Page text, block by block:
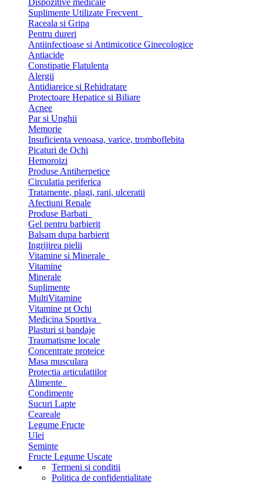
Dispozitive medicale
Suplimente Utilizate Frecvent
Raceala si Gripa
Pentru dureri
Antiinfectioase si Antimicotice Ginecologice
Antiacide
Constipatie Flatulenta
Alergii
Antidiareice si Rehidratare
Protectoare Hepatice si Biliare
Acnee
Par si Unghii
Memorie
Insuficienta venoasa, varice, tromboflebita
Picaturi de Ochi
Hemoroizi
Produse Antiherpetice
Circulatia periferica
Tratamente, plagi, rani, ulceratii
Afectiuni Renale
Produse Barbati
Gel pentru barbierit
Balsam dupa barbierit
Ingrijirea pielii
Vitamine si Minerale
Vitamine
Minerale
Suplimente
MultiVitamine
Vitamine pt Ochi
Medicina Sportiva
Plasturi si bandaje
Traumatisme locale
Concentrate proteice
Masa musculara
Protectia articulatiilor
Alimente
Condimente
Sucuri Lapte
Ceareale
Legume Fructe
Ulei
Seminte
Fructe Legume Uscate
Termeni si conditii
Politica de confidentialitate